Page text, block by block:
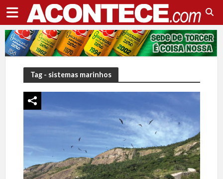
Tag - sistemas marinhos